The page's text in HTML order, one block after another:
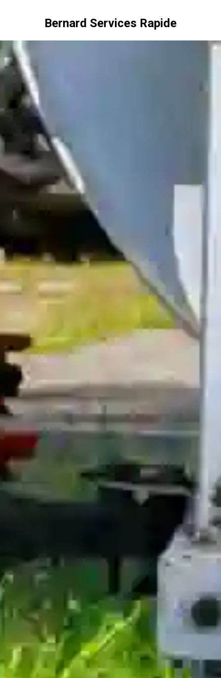
Bernard Services Rapide